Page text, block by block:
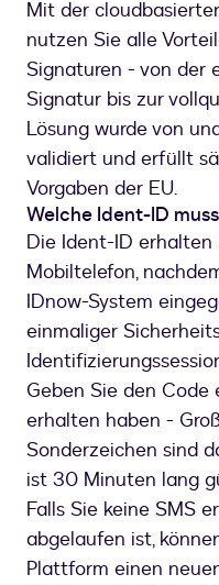
Mit der
nutzen Sie alle
Signaturen - von der
Signatur bis zur
Lösung wurde von
validiert und erfüllt
Vorgaben der EU.
Welche Ident-ID
Die Ident-ID
Mobiltelefon,
IDnow-System
einmaliger
Geben Sie den Code
erhalten haben -
Sonderzeichen sind
ist 30 Minuten lang
Falls Sie keine SMS
abgelaufen ist,
Plattform einen